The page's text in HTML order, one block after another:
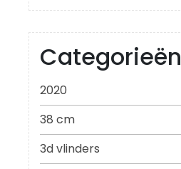
Categorieën
2020
38 cm
3d vlinders